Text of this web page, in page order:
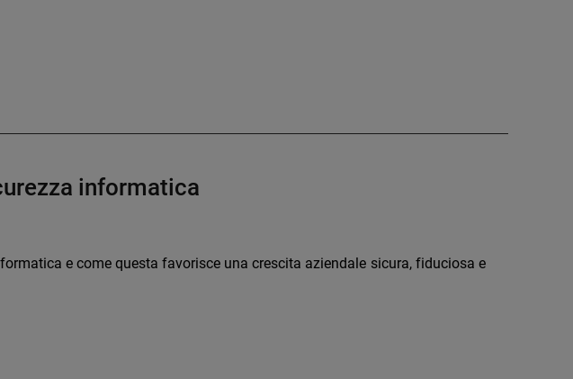
informatica
e come questa favorisce una crescita aziendale sicura, fiduciosa e